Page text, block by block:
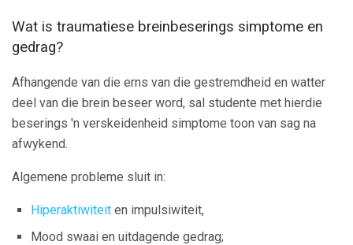
Wat is traumatiese breinbeserings simptome en
gedrag?
Afhangende van die erns van die gestremdheid en watter
deel van die brein beseer word, sal studente met hierdie
beserings 'n verskeidenheid simptome toon van sag na
afwykend.
Algemene probleme sluit in:
Hiperaktiwiteit en impulsiwiteit,
Mood swaai en uitdagende gedrag;